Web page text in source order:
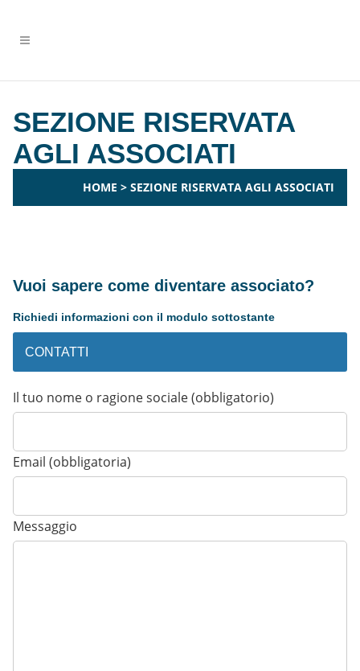
SEZIONE RISERVATA
AGLI ASSOCIATI
HOME > SEZIONE RISERVATA AGLI ASSOCIATI
Vuoi sapere come diventare associato?
Richiedi informazioni con il modulo sottostante
CONTATTI
Il tuo nome o ragione sociale (obbligatorio)
Email (obbligatoria)
Messaggio